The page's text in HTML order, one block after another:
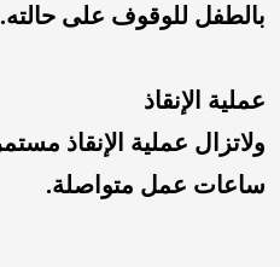
بالطفل للوقوف على حالته.
عملية الإنقاذ
ساعات عمل متواصلة.